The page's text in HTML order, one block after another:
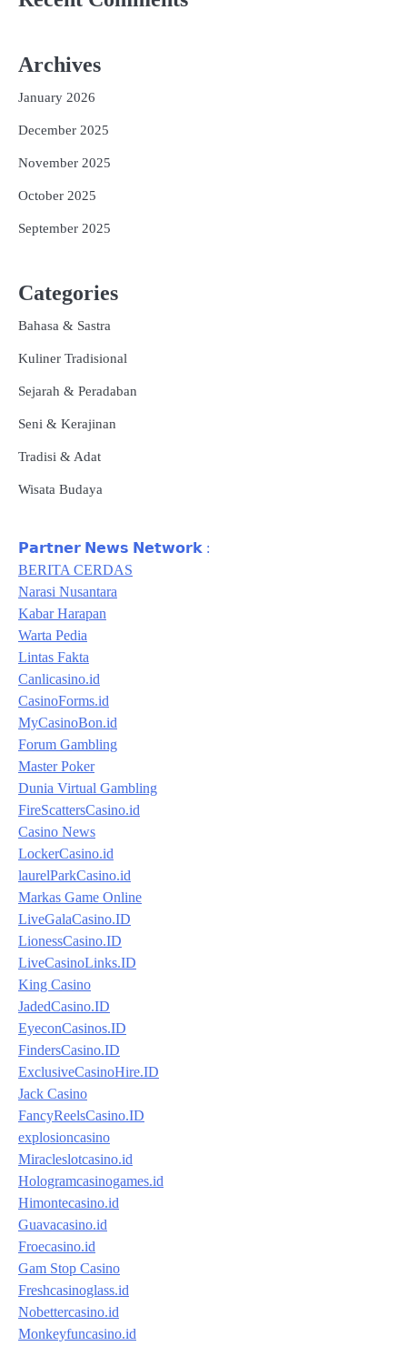
Archives
January 2026
December 2025
November 2025
October 2025
September 2025
Categories
Bahasa & Sastra
Kuliner Tradisional
Sejarah & Peradaban
Seni & Kerajinan
Tradisi & Adat
Wisata Budaya
𝗣𝗮𝗿𝘁𝗻𝗲𝗿 𝗡𝗲𝘄𝘀 𝗡𝗲𝘁𝘄𝗼𝗿𝗸 :
BERITA CERDAS
Narasi Nusantara
Kabar Harapan
Warta Pedia
Lintas Fakta
Canlicasino.id
CasinoForms.id
MyCasinoBon.id
Forum Gambling
Master Poker
Dunia Virtual Gambling
FireScattersCasino.id
Casino News
LockerCasino.id
laurelParkCasino.id
Markas Game Online
LiveGalaCasino.ID
LionessCasino.ID
LiveCasinoLinks.ID
King Casino
JadedCasino.ID
EyeconCasinos.ID
FindersCasino.ID
ExclusiveCasinoHire.ID
Jack Casino
FancyReelsCasino.ID
explosioncasino
Miracleslotcasino.id
Hologramcasinogames.id
Himontecasino.id
Guavacasino.id
Froecasino.id
Gam Stop Casino
Freshcasinoglass.id
Nobettercasino.id
Monkeyfuncasino.id